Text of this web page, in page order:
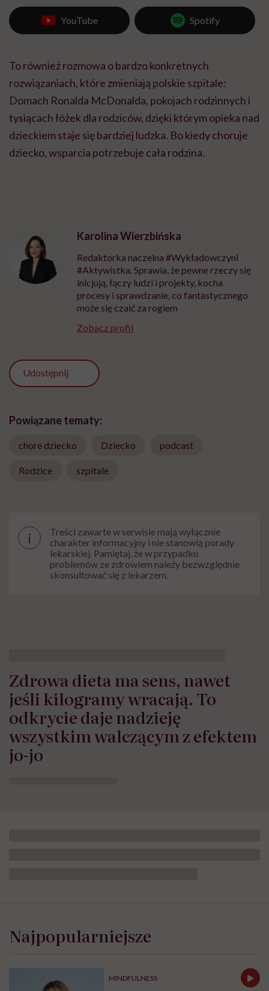
YouTube Spotify
To również rozmowa o bardzo konkretnych
rozwiązaniach, które zmieniają polskie szpitale:
Domach Ronalda McDonalda, pokojach rodzinnych i
tysiącach łóżek dla rodziców, dzięki którym opieka nad
dzieckiem staje się bardziej ludzka. Bo kiedy choruje
dziecko, wsparcia potrzebuje cała rodzina.
Karolina Wierzbińska
Redaktorka naczelna #Wykładowczyni
#Aktywistka. Sprawia, że pewne rzeczy się
inicjują, łączy ludzi i projekty, kocha
procesy i sprawdzanie, co fantastycznego
może się czaić za rogiem
Zobacz profil
Udostępnij
Powiązane tematy:
chore dziecko Dziecko podcast
Rodzice szpitale
i
Treści zawarte w serwisie mają wyłącznie
charakter informacyjny i nie stanowią porady
lekarskiej. Pamiętaj, że w przypadku
problemów ze zdrowiem należy bezwzględnie
skonsultować się z lekarzem.
Zdrowa dieta ma sens, nawet
jeśli kilogramy wracają. To
odkrycie daje nadzieję
wszystkim walczącym z efektem
jo-jo
Najpopularniejsze
MINDFULNESS